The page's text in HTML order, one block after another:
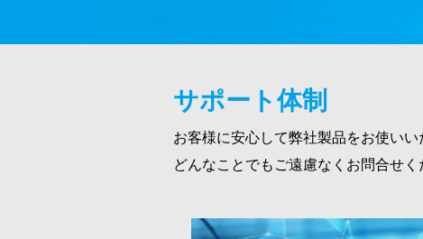
サポート体制
お客様に安心して弊社製品をお使い
どんなことでもご遠慮なくお問合せ